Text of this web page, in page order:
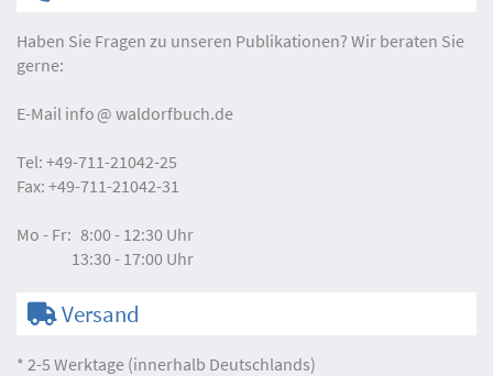
Haben Sie Fragen zu unseren Publikationen? Wir beraten Sie
gerne:
E-Mail info waldorfbuch.de
Tel: +49-711-21042-25
Fax: +49-711-21042-31
Mo - Fr: 8:00 - 12:30 Uhr
13:30 - 17:00 Uhr
Versand
* 2-5 Werktage (innerhalb Deutschlands)